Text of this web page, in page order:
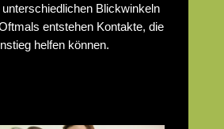
Blickwinkeln
entstehen Kontakte, die
helfen können.